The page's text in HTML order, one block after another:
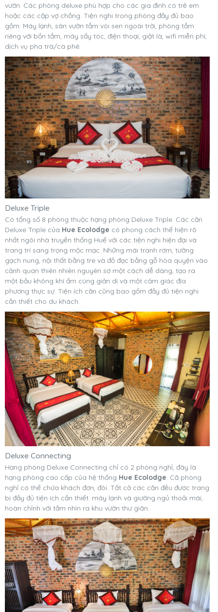
vườn. Các phòng deluxe phù hợp cho các gia đình có trẻ em
hoặc các cặp vợ chồng. Tiện nghi trong phòng đầy đủ bao
gồm: Máy lạnh, sân vườn tắm vòi sen ngoài trời, phòng tắm
riêng với bồn tắm, máy sấy tóc, điện thoại, giặt là, wifi miễn phí,
dịch vụ pha trà/cà phê.
Deluxe Triple
Có tổng số 8 phòng thuộc hạng phòng Deluxe Triple. Các căn
Deluxe Triple của Hue Ecolodge có phong cách thể hiện rõ
nhất ngôi nhà truyền thống Huế với các tiện nghi hiện đại và
trang trí sang trọng mộc mạc. Những mái tranh rơm, tường
gạch nung, nội thất bằng tre và đồ đạc bằng gỗ hòa quyện vào
cảnh quan thiên nhiên nguyên sơ một cách dễ dàng, tạo ra
một bầu không khí ấm cúng giản dị và một cảm giác địa
phương thực sự. Tiện ích căn cũng bao gồm đầy đủ tiện nghi
cần thiết cho du khách.
Deluxe Connecting
Hạng phòng Deluxe Connecting chỉ có 2 phòng nghỉ, đây là
hạng phòng cao cấp của hệ thống Hue Ecolodge. Că phòng
nghỉ có thể chứa khách đơn, đôi. Tất cả các căn đều được trang
bị đầy đủ tiện ích cần thiết: máy lạnh và giường ngủ thoải mái,
hoàn chỉnh với tầm nhìn ra khu vườn thư giãn.